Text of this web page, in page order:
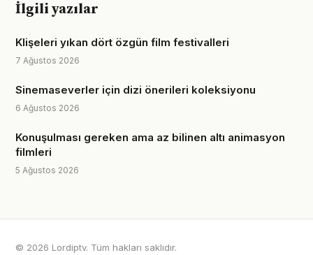
İlgili yazılar
Klişeleri yıkan dört özgün film festivalleri
7 Ağustos 2026
Sinemaseverler için dizi önerileri koleksiyonu
6 Ağustos 2026
Konuşulması gereken ama az bilinen altı animasyon
filmleri
5 Ağustos 2026
© 2026 Lordiptv. Tüm hakları saklıdır.